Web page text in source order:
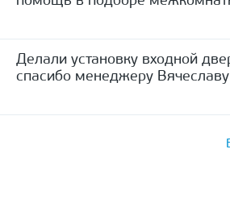
Делали установку входной
спасибо менеджеру